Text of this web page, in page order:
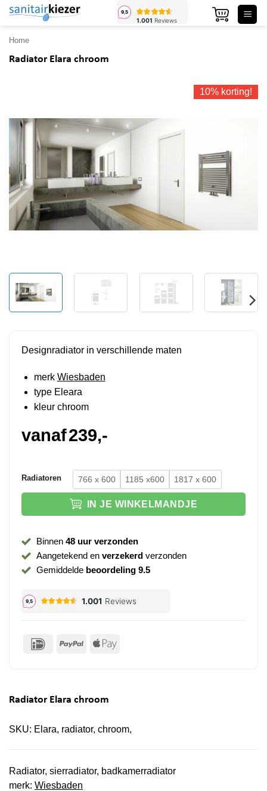
Ga
inhoud
Home
Radiator Elara chroom
10% korting!
Designradiator in verschillende maten
merk Wiesbaden
type Eleara
kleur chroom
vanaf239,-
Radiatoren 766 x 600 1185 x600 1817 x 600
IN JE WINKELMANDJE
Binnen 48 uur verzonden
Aangetekend en verzekerdverzonden
Gemiddelde beoordeling 9.5
IDeal PayPal Apple
Radiator Elara chroom
SKU: Elara, radiator, chroom,
Radiator, sierradiator, badkamerradiator
merk: Wiesbaden